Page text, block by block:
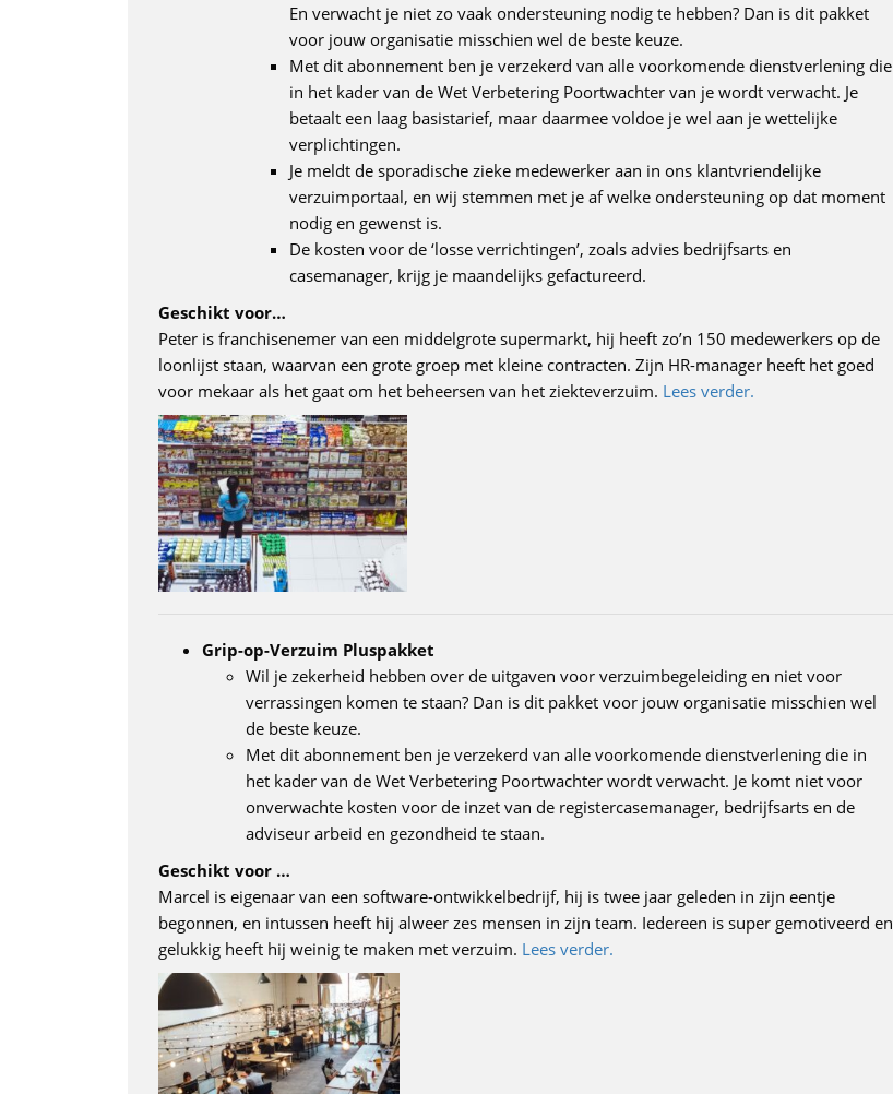
En verwacht je niet zo vaak ondersteuning nodig te hebben? Dan is dit pakket
voor jouw organisatie misschien wel de beste keuze.
Met dit abonnement ben je verzekerd van alle voorkomende dienstverlening die
in het kader van de Wet Verbetering Poortwachter van je wordt verwacht. Je
betaalt een laag basistarief, maar daarmee voldoe je wel aan je wettelijke
verplichtingen.
Je meldt de sporadische zieke medewerker aan in ons klantvriendelijke
verzuimportaal, en wij stemmen met je af welke ondersteuning op dat moment
nodig en gewenst is.
De kosten voor de ‘losse verrichtingen’, zoals advies bedrijfsarts en
casemanager, krijg je maandelijks gefactureerd.
Geschikt voor…
Peter is franchisenemer van een middelgrote supermarkt, hij heeft zo’n 150 medewerkers op de
loonlijst staan, waarvan een grote groep met kleine contracten. Zijn HR-manager heeft het goed
voor mekaar als het gaat om het beheersen van het ziekteverzuim. Lees verder.
Grip-op-Verzuim Pluspakket
Wil je zekerheid hebben over de uitgaven voor verzuimbegeleiding en niet voor
verrassingen komen te staan? Dan is dit pakket voor jouw organisatie misschien wel
de beste keuze.
Met dit abonnement ben je verzekerd van alle voorkomende dienstverlening die in
het kader van de Wet Verbetering Poortwachter wordt verwacht. Je komt niet voor
onverwachte kosten voor de inzet van de registercasemanager, bedrijfsarts en de
adviseur arbeid en gezondheid te staan.
Geschikt voor …
Marcel is eigenaar van een software-ontwikkelbedrijf, hij is twee jaar geleden in zijn eentje
begonnen, en intussen heeft hij alweer zes mensen in zijn team. Iedereen is super gemotiveerd en
gelukkig heeft hij weinig te maken met verzuim. Lees verder.